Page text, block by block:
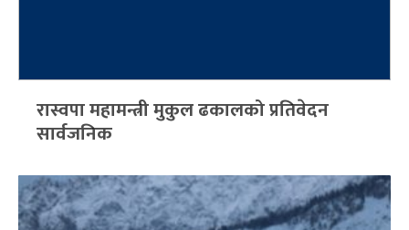
रास्वपा महामन्त्री मुकुल ढकालको प्रतिवेदन
सार्वजनिक